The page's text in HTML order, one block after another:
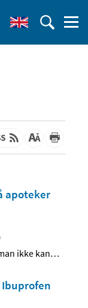
apoteker
ikke kan…